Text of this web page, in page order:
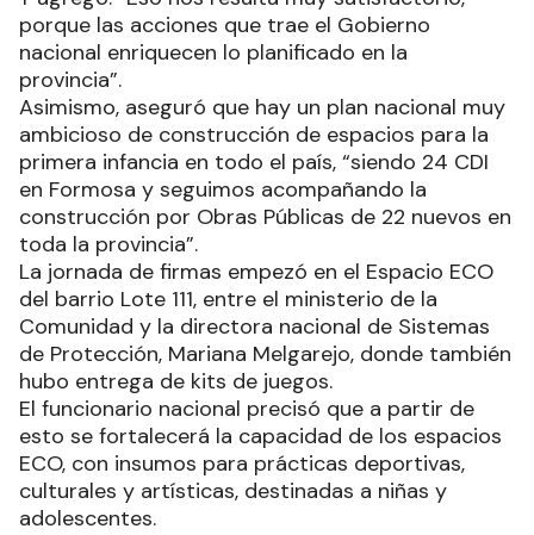
porque las acciones que trae el Gobierno
nacional enriquecen lo planificado en la
provincia”.
Asimismo, aseguró que hay un plan nacional muy
ambicioso de construcción de espacios para la
primera infancia en todo el país, “siendo 24 CDI
en Formosa y seguimos acompañando la
construcción por Obras Públicas de 22 nuevos en
toda la provincia”.
La jornada de firmas empezó en el Espacio ECO
del barrio Lote 111, entre el ministerio de la
Comunidad y la directora nacional de Sistemas
de Protección, Mariana Melgarejo, donde también
hubo entrega de kits de juegos.
El funcionario nacional precisó que a partir de
esto se fortalecerá la capacidad de los espacios
ECO, con insumos para prácticas deportivas,
culturales y artísticas, destinadas a niñas y
adolescentes.